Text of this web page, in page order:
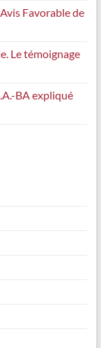
Favorable de
Le témoignage
BA expliqué